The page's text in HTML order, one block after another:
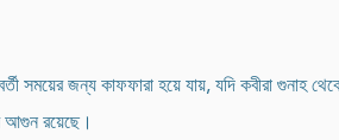
জন্য কাফফারা হয়ে যায়, যদি কবীরা গুনাহ
আগুন রয়েছে।